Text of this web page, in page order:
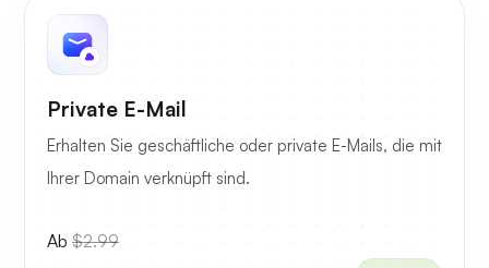
Private E-Mail
Erhalten Sie geschäftliche oder private E-Mails, die mit
Ihrer Domain verknüpft sind.
Ab $2.99